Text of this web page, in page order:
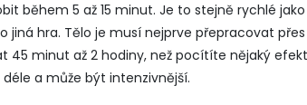
během 5 až 15 minut. Je to stejně rychlé
jiná hra. Tělo je musí nejprve přepracovat
45 minut až 2 hodiny, než pocítíte nějaký
a může být intenzivnější.